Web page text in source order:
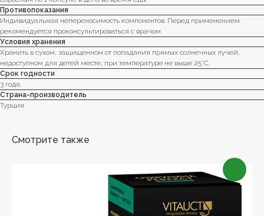
Противопоказания
Индивидуальная непереносимость компонентов. Перед применением
рекомендуется проконсультироваться с врачом.
Условия хранения
Хранить в сухом, защищенном от попадания прямых солнечных лучей,
недоступном для детей месте, при температуре не выше 25°С.
Срок годности
3 года.
Страна-производитель
Турция
Смотрите также